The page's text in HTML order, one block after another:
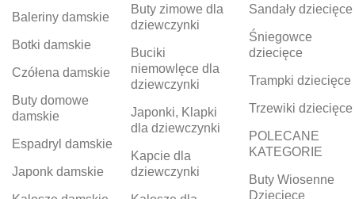
Baleriny damskie
Botki damskie
Czółena damskie
Buty domowe
damskie
Espadryl damskie
Japonk damskie
Buty zimowe dla
dziewczynki
Buciki
niemowlęce dla
dziewczynki
Japonki, Klapki
dla dziewczynki
Kapcie dla
dziewczynki
Sandały dziecięce
Śniegowce
dziecięce
Trampki dziecięce
Trzewiki dziecięce
POLECANE
KATEGORIE
Buty Wiosenne
Dziecięce